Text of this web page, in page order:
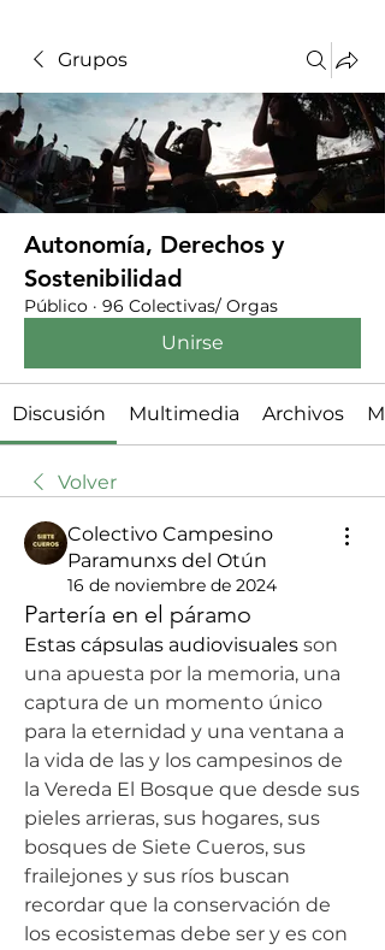
Grupos
Autonomía, Derechos y
Sostenibilidad
Público · 96 Colectivas/ Orgas
Unirse
Discusión Multimedia Archivos
Volver
Colectivo Campesino
Paramunxs del Otún
16 de noviembre de 2024
Partería en el páramo
Estas cápsulas audiovisuales son
una apuesta por la memoria, una
captura de un momento único
para la eternidad y una ventana a
la vida de las y los campesinos de
la Vereda El Bosque que desde sus
pieles arrieras, sus hogares, sus
bosques de Siete Cueros, sus
frailejones y sus ríos buscan
recordar que la conservación de
los ecosistemas debe ser y es con